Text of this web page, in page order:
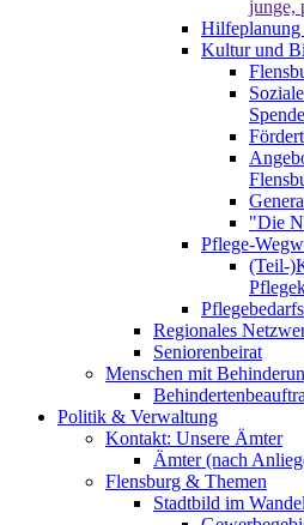
junge,
Hilfeplanung
Kultur und
Spende
"Die
Pflege-
(Teil-
Regionales
Seniorenbeirat
Menschen mit
Politik & Verwaltung
Kontakt: Unsere Ämter
Ämter (nach
Flensburg & Themen
Stadtbild im Wandel